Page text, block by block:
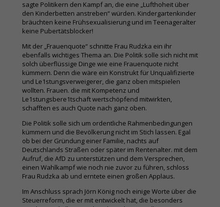
sagte Politikern den Kampf an, die eine „Lufthoheit über
den Kinderbetten anstreben“ würden. Kindergartenkinder
bräuchten keine Frühsexualisierung und im Teenageralter
keine Pubertätsblocker!
Mit der „Frauenquote“ schnitte Frau Rudzka ein ihr
ebenfalls wichtiges Thema an. Die Politik solle sich nicht mit
solch überflüssige Dinge wie eine Frauenquote nicht
kümmern. Denn die wäre ein Konstrukt für Unqualifizierte
und Le1stungsverweigerer, die ganz oben mitspielen
wollten. Frauen. die mit Kompetenz und
Le1stungsbere1tschaft wertschöpfend mitwirkten,
schafften es auch Quote nach ganz oben.
Die Politik solle sich um ordentliche Rahmenbedingungen
kümmern und die Bevölkerung nicht im Stich lassen. Egal
ob bei der Gründung einer Familie, nachts auf
Deutschlands Straßen oder später im Rentenalter. mit dem
Aufruf, die AfD zu unterstützen und dem Versprechen,
einen Wahlkampf wie noch nie zuvor zu führen, schloss
Frau Rudzka ab und erntete einen großen Applaus.
Im Anschluss sprach Jörn König noch einige Worte über die
Steuerreform, die er mit entwickelt hat, die besonders